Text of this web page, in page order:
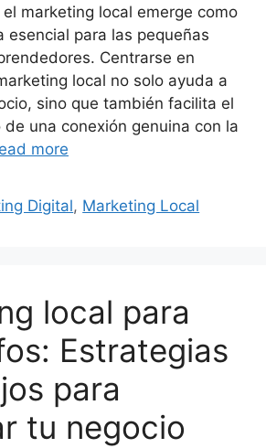
marketing local emerge como
esencial para las pequeñas
Centrarse en
local no solo ayuda a
sino que también facilita el
una conexión genuina con la
more
Digital, Marketing Local
local para
Estrategias
para
tu negocio